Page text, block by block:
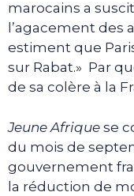
marocains a
l’agacement des
estiment que
sur Rabat.» Par
de sa colère à la
Jeune Afrique se
du mois de
gouvernement
la réduction de